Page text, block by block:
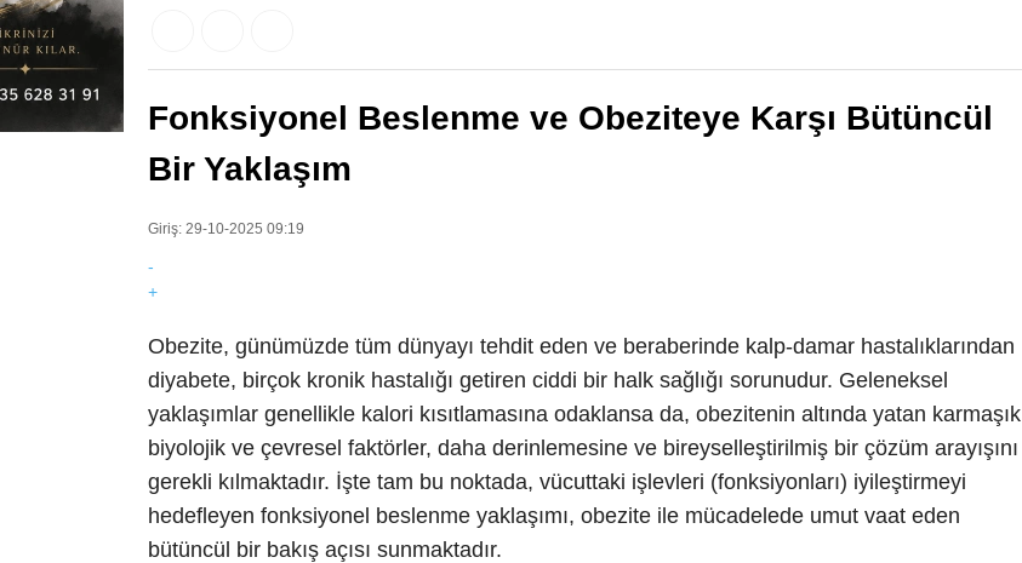
Fonksiyonel Beslenme ve Obeziteye Karşı Bütüncül
Bir Yaklaşım
Giriş: 29-10-2025 09:19
-
+
Obezite, günümüzde tüm dünyayı tehdit eden ve beraberinde kalp-damar hastalıklarından
diyabete, birçok kronik hastalığı getiren ciddi bir halk sağlığı sorunudur. Geleneksel
yaklaşımlar genellikle kalori kısıtlamasına odaklansa da, obezitenin altında yatan karmaşık
biyolojik ve çevresel faktörler, daha derinlemesine ve bireyselleştirilmiş bir çözüm arayışını
gerekli kılmaktadır. İşte tam bu noktada, vücuttaki işlevleri (fonksiyonları) iyileştirmeyi
hedefleyen fonksiyonel beslenme yaklaşımı, obezite ile mücadelede umut vaat eden
bütüncül bir bakış açısı sunmaktadır.